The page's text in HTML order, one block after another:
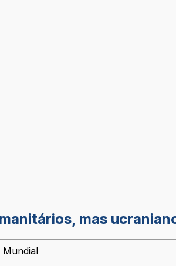
mas
Mundial